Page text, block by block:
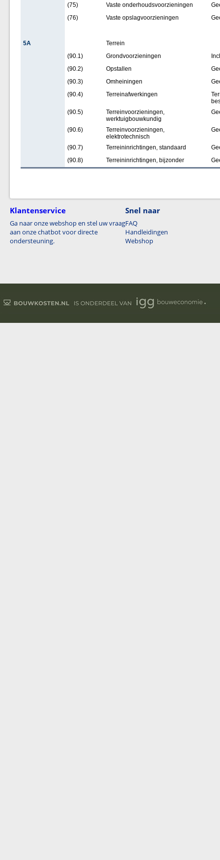
(75) Vaste onderhoudsvoorzieningen
(76)
Vaste opslagvoorzieningen
5A
Terrein
(90.1)
Grondvoorzieningen
(90.2)
Opstallen
(90.3)
Omheiningen
(90.4)
Terreinafwerkingen
(90.5)
Terreinvoorzieningen,
werktuigbouwkundig
(90.6)
Terreinvoorzieningen,
elektrotechnisch
(90.7) Terreininrichtingen, standaard
(90.8)
Terreininrichtingen, bijzonder
Klantenservice
Ga naar onze webshop en stel uw vraag
aan onze chatbot voor directe
ondersteuning.
Snel naar
FAQ
Handleidingen
Webshop